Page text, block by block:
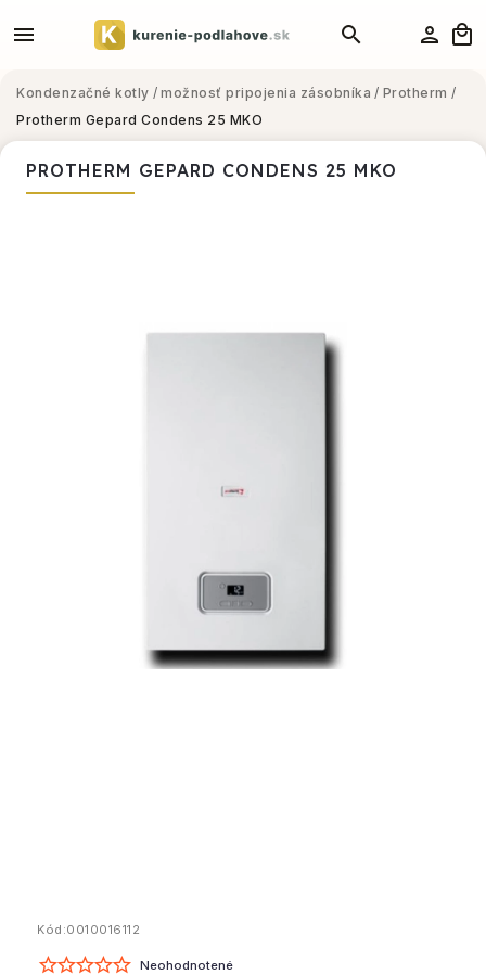
Kondenzačné kotly / možnosť pripojenia zásobníka / Protherm /
Protherm Gepard Condens 25 MKO
PROTHERM GEPARD CONDENS 25 MKO
Kód:0010016112
Neohodnotené